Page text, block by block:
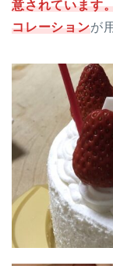
意されています
コレーションが